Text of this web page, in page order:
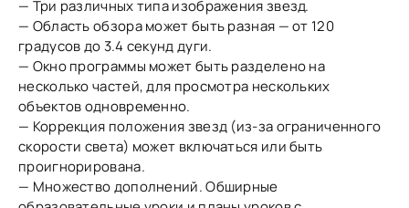
— Три различных типа изображения звезд.
— Область обзора может быть разная — от 120
градусов до 3.4 секунд дуги.
— Окно программы может быть разделено на
несколько частей, для просмотра нескольких
объектов одновременно.
— Коррекция положения звезд (из-за ограниченного
скорости света) может включаться или быть
проигнорирована.
— Множество дополнений. Обширные